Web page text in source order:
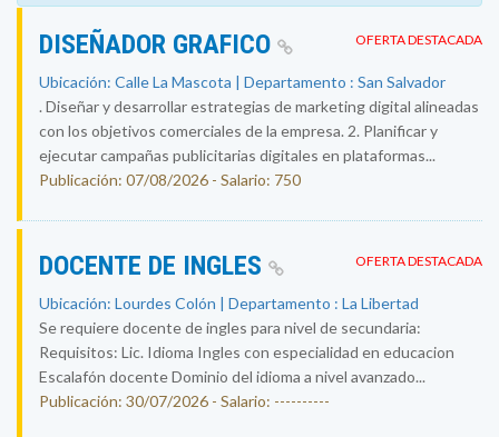
OFERTA DESTACADA
DISEÑADOR GRAFICO
Ubicación: Calle La Mascota | Departamento : San Salvador
. Diseñar y desarrollar estrategias de marketing digital alineadas
con los objetivos comerciales de la empresa. 2. Planificar y
ejecutar campañas publicitarias digitales en plataformas...
Publicación: 07/08/2026 - Salario: 750
OFERTA DESTACADA
DOCENTE DE INGLES
Ubicación: Lourdes Colón | Departamento : La Libertad
Se requiere docente de ingles para nivel de secundaria:
Requisitos: Lic. Idioma Ingles con especialidad en educacion
Escalafón docente Dominio del idioma a nivel avanzado...
Publicación: 30/07/2026 - Salario: ----------